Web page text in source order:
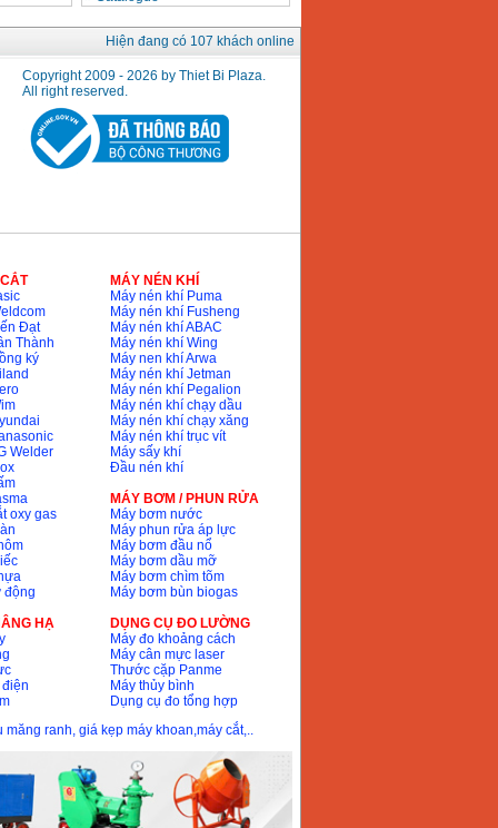
Hiện đang có 107 khách online
Copyright 2009 - 2026 by Thiet Bi Plaza.
All right reserved.
Đạt
Thành
ký
Welder
oxy gas
động
HẠ
MÁY NÉN KHÍ
Máy nén khí Puma
Máy nén khí Fusheng
Máy nén khí ABAC
Máy nén khí Wing
Máy nen khí Arwa
Máy nén khí Jetman
Máy nén khí Pegalion
Máy nén khí chạy dầu
Máy nén khí chạy xăng
Máy nén khí trục vít
Máy sấy khí
Đầu nén khí
MÁY BƠM / PHUN RỬA
Máy bơm nước
Máy phun rửa áp lực
Máy bơm đầu nổ
Máy bơm dầu mỡ
Máy bơm chìm tõm
Máy bơm bùn biogas
DỤNG CỤ ĐO LƯỜNG
Máy đo khoảng cách
Máy cân mực laser
Thước cặp Panme
Máy thủy bình
Dụng cụ đo tổng hợp
măng ranh, giá kẹp máy khoan,máy cắt,..